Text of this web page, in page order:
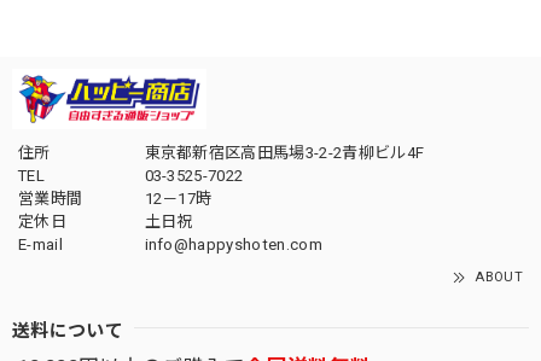
住所
東京都新宿区高田馬場3-2-2青柳ビル4F
TEL
03-3525-7022
営業時間
12－17時
定休日
土日祝
E-mail
info@happyshoten.com
ABOUT
送料について